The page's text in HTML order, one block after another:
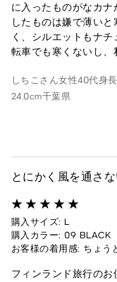
に入ったものがなカ
したものは嫌で薄い
く、シルエットもナ
転車でも寒くないし、
しちこさん女性40代身
24.0cm千葉県
とにかく風を通さな
購入サイズ: L
購入カラー: 09 BLACK
お客様の着用感: ちょう
フィンランド旅行の